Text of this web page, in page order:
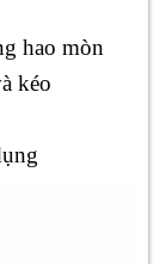
hao mòn
kéo